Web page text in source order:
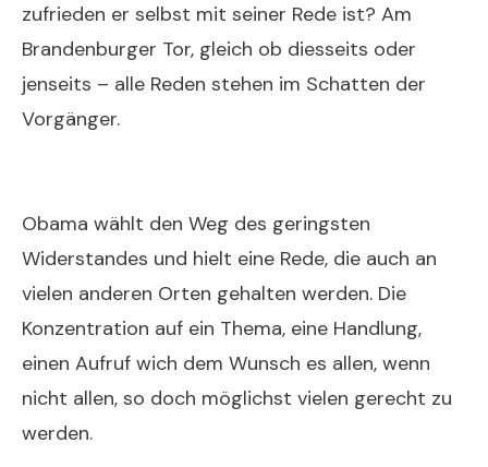
zufrieden er selbst mit seiner Rede ist? Am
Brandenburger Tor, gleich ob diesseits oder
jenseits – alle Reden stehen im Schatten der
Vorgänger.
Obama wählt den Weg des geringsten
Widerstandes und hielt eine Rede, die auch an
vielen anderen Orten gehalten werden. Die
Konzentration auf ein Thema, eine Handlung,
einen Aufruf wich dem Wunsch es allen, wenn
nicht allen, so doch möglichst vielen gerecht zu
werden.